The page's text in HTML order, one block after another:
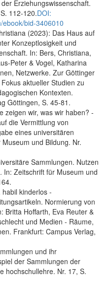
Erziehungswissenschaft.
112-120.DOI:
ebook/bid-3406010
(2023): Das Haus auf
Konzeptlosigkeit und
In: Bers, Christiana,
Peter & Vogel, Katharina
Netzwerke. Zur Göttinger
aktueller Studien zu
Kontexten.
Göttingen, S. 45-81.
zeigen wir, was wir haben? -
die Vermittlung von
eines universitären
und Bildung. Nr.
Sammlungen. Nutzen
In: Zeitschrift für Museum und
kinderlos -
Normierung von
Britta Hoffarth, Eva Reuter &
und Medien - Räume,
Frankfurt: Campus Verlag,
und ihr
der Sammlungen der
hochschullehre. Nr. 17, S.